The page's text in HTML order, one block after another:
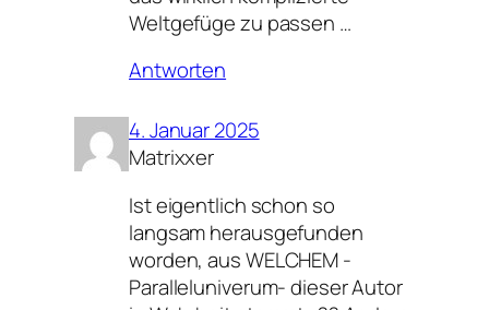
Weltgefüge zu passen …
Antworten
4. Januar 2025
Matrixxer
Ist eigentlich schon so
langsam herausgefunden
worden, aus WELCHEM -
Paralleluniverum- dieser Autor